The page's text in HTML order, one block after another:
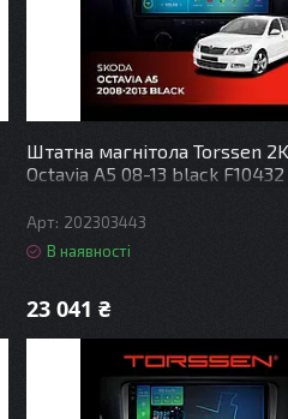
Штатна магнітола Torssen
Octavia A5 08-13 black F10432
202303443
В наявності
23 041 ₴